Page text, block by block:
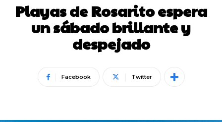
Playas de Rosarito espera
un sábado brillante y
despejado
Facebook Twitter